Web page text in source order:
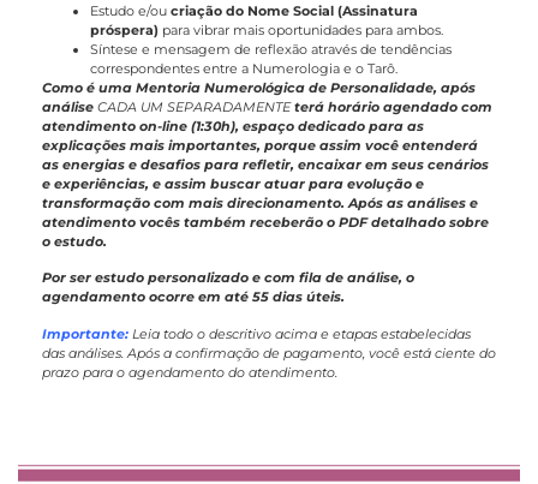
Estudo e/ou criação do Nome Social (Assinatura
próspera) para vibrar mais oportunidades para ambos.
Síntese e mensagem de reflexão através de tendências
correspondentes entre a Numerologia e o Tarô.
Como é uma Mentoria Numerológica de Personalidade, após
análise CADA UM SEPARADAMENTEterá horário agendado com
atendimento on-line (1:30h), espaço dedicado para as
explicações mais importantes, porque assim você entenderá
as energias e desafios para refletir, encaixar em seus cenários
e experiências, e assim buscar atuar para evolução e
transformação com mais direcionamento. Após as análises e
atendimento vocês também receberão o PDF detalhado sobre
o estudo.
Por ser estudo personalizado e com fila de análise, o
agendamento ocorre em até 55 dias úteis.
Importante: Leia todo o descritivo acima e etapas estabelecidas
das análises. Após a confirmação de pagamento, você está ciente do
prazo para o agendamento do atendimento.